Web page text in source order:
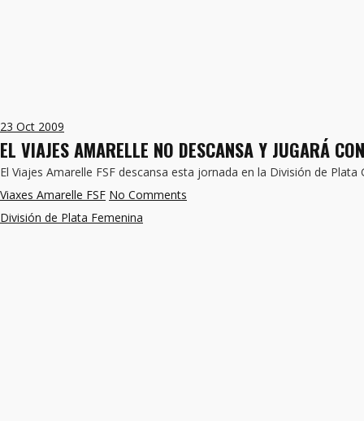
23 Oct 2009
EL VIAJES AMARELLE NO DESCANSA Y JUGARÁ
El Viajes Amarelle FSF descansa esta jornada en la División de
Viaxes Amarelle FSF No Comments
División de Plata Femenina